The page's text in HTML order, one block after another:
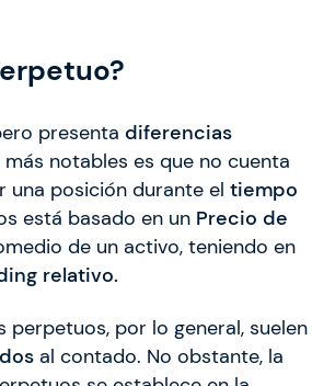
presenta diferencias
notables es que no cuenta
una posición durante el tiempo
está basado en un Precio de
de un activo, teniendo en
relativo.
perpetuos, por lo general, suelen
al contado. No obstante, la